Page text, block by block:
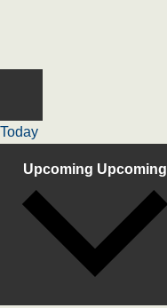
Today
Upcoming Upcoming